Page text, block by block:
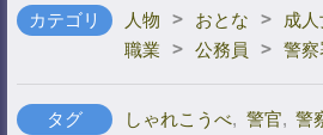
カテゴリ 人物 > おとな >
成
職業
> 公務員 > 警察
タグ しゃれこうべ, 警官, 警